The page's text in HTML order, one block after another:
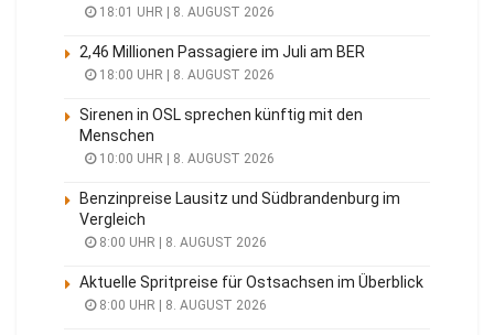
18:01 UHR | 8. AUGUST 2026
2,46 Millionen Passagiere im Juli am BER
18:00 UHR | 8. AUGUST 2026
Sirenen in OSL sprechen künftig mit den
Menschen
10:00 UHR | 8. AUGUST 2026
Benzinpreise Lausitz und Südbrandenburg im
Vergleich
8:00 UHR | 8. AUGUST 2026
Aktuelle Spritpreise für Ostsachsen im Überblick
8:00 UHR | 8. AUGUST 2026